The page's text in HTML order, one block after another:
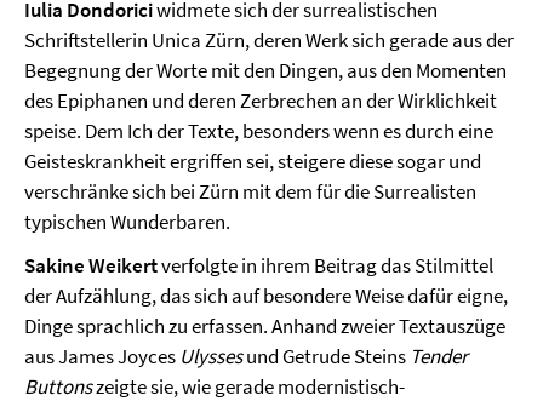
Iulia Dondoriciwidmete sich der surrealistischen
Schriftstellerin Unica Zürn, deren Werk sich gerade aus der
Begegnung der Worte mit den Dingen, aus den Momenten
des Epiphanen und deren Zerbrechen an der Wirklichkeit
speise. Dem Ich der Texte, besonders wenn es durch eine
Geisteskrankheit ergriffen sei, steigere diese sogar und
verschränke sich bei Zürn mit dem für die Surrealisten
typischen Wunderbaren.
Sakine Weikertverfolgte in ihrem Beitrag das Stilmittel
der Aufzählung, das sich auf besondere Weise dafür eigne,
Dinge sprachlich zu erfassen. Anhand zweier Textauszüge
aus James Joyces Ulyssesund Getrude Steins Tender
Buttonszeigte sie, wie gerade modernistisch-